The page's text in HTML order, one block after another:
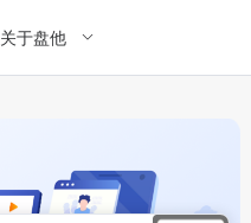
关于盘他